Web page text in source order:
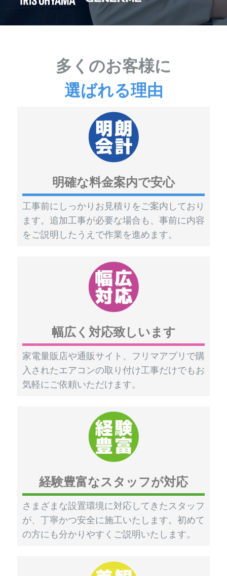
多くのお客様に
選ばれる理由
明確な料金案内で安心
工事前にしっかりお見積りをご案内しており
ます。追加工事が必要な場合も、事前に内容
をご説明したうえで作業を進めます。
幅広く対応致しいます
家電量販店や通販サイト、フリマアプリで購
入されたエアコンの取り付け工事だけでもお
気軽にご依頼いただけます。
経験豊富なスタッフが対応
さまざまな設置環境に対応してきたスタッフ
が、丁寧かつ安全に施工いたします。初めて
の方にも分かりやすくご説明いたします。